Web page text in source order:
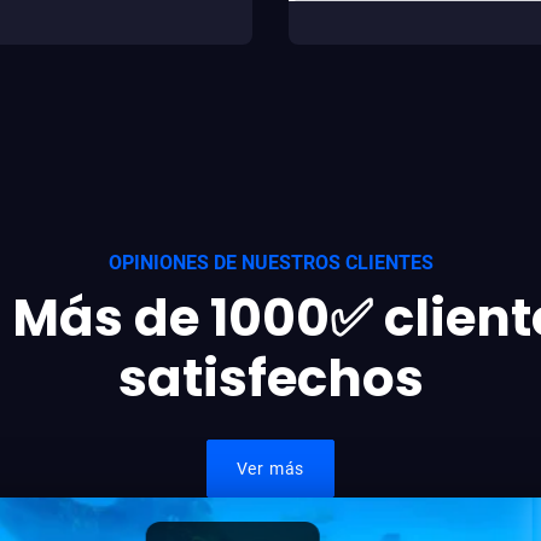
OPINIONES DE NUESTROS CLIENTES
Más de 1000✅
satisfechos
Ver más